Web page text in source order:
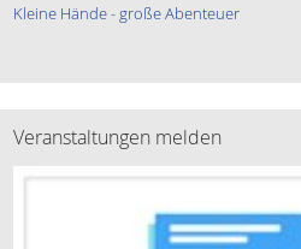
Kleine Hände - große Abenteuer
Veranstaltungen melden